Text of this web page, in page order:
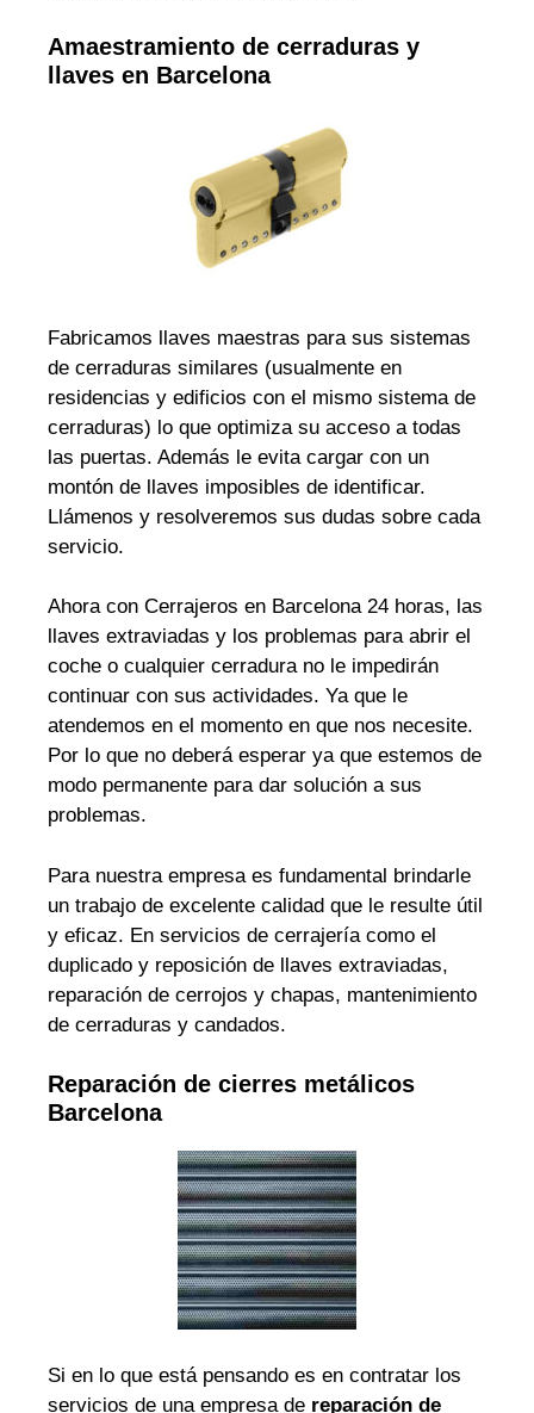
Amaestramiento de cerraduras y
llaves en Barcelona
Fabricamos llaves maestras para sus sistemas
de cerraduras similares (usualmente en
residencias y edificios con el mismo sistema de
cerraduras) lo que optimiza su acceso a todas
las puertas. Además le evita cargar con un
montón de llaves imposibles de identificar.
Llámenos y resolveremos sus dudas sobre cada
servicio.
Ahora con Cerrajeros en Barcelona 24 horas, las
llaves extraviadas y los problemas para abrir el
coche o cualquier cerradura no le impedirán
continuar con sus actividades. Ya que le
atendemos en el momento en que nos necesite.
Por lo que no deberá esperar ya que estemos de
modo permanente para dar solución a sus
problemas.
Para nuestra empresa es fundamental brindarle
un trabajo de excelente calidad que le resulte útil
y eficaz. En servicios de cerrajería como el
duplicado y reposición de llaves extraviadas,
reparación de cerrojos y chapas, mantenimiento
de cerraduras y candados.
Reparación de cierres metálicos
Barcelona
Si en lo que está pensando es en contratar los
servicios de una empresa de reparación de